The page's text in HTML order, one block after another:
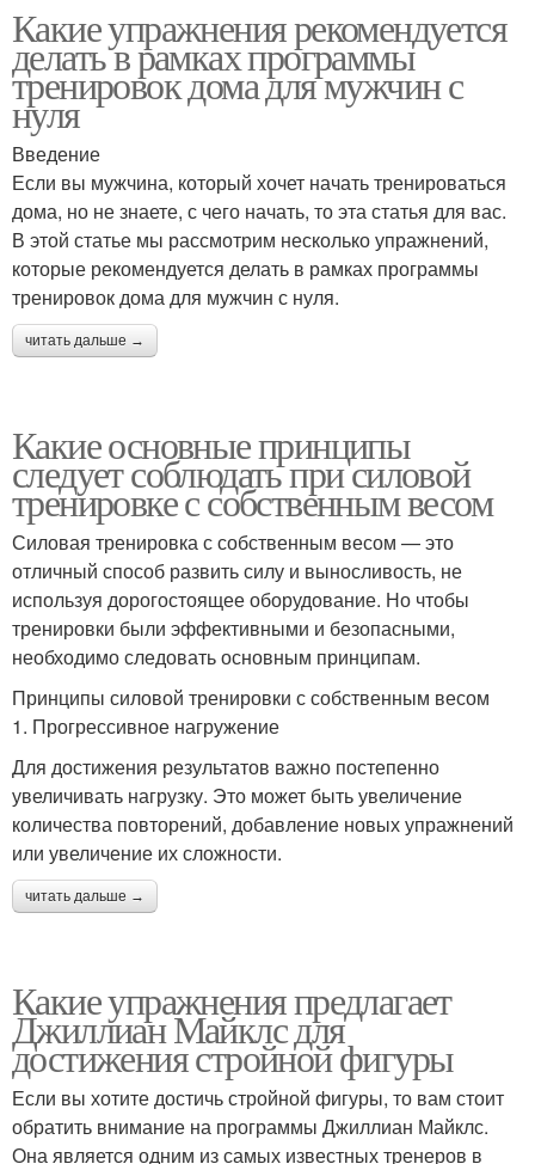
Какие упражнения рекомендуется
делать в рамках программы
тренировок дома для мужчин с
нуля
Введение
Если вы мужчина, который хочет начать тренироваться
дома, но не знаете, с чего начать, то эта статья для вас.
В этой статье мы рассмотрим несколько упражнений,
которые рекомендуется делать в рамках программы
тренировок дома для мужчин с нуля.
читать дальше →
Какие основные принципы
следует соблюдать при силовой
тренировке с собственным весом
Силовая тренировка с собственным весом — это
отличный способ развить силу и выносливость, не
используя дорогостоящее оборудование. Но чтобы
тренировки были эффективными и безопасными,
необходимо следовать основным принципам.
Принципы силовой тренировки с собственным весом
1. Прогрессивное нагружение
Для достижения результатов важно постепенно
увеличивать нагрузку. Это может быть увеличение
количества повторений, добавление новых упражнений
или увеличение их сложности.
читать дальше →
Какие упражнения предлагает
Джиллиан Майклс для
достижения стройной фигуры
Если вы хотите достичь стройной фигуры, то вам стоит
обратить внимание на программы Джиллиан Майклс.
Она является одним из самых известных тренеров в